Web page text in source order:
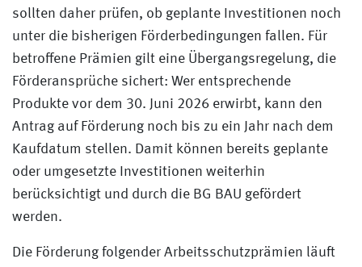
sollten daher prüfen, ob geplante Investitionen noch
unter die bisherigen Förderbedingungen fallen. Für
betroffene Prämien gilt eine Übergangsregelung, die
Förderansprüche sichert: Wer entsprechende
Produkte vor dem 30. Juni 2026 erwirbt, kann den
Antrag auf Förderung noch bis zu ein Jahr nach dem
Kaufdatum stellen. Damit können bereits geplante
oder umgesetzte Investitionen weiterhin
berücksichtigt und durch die BG BAU gefördert
werden.
Die Förderung folgender Arbeitsschutzprämien läuft